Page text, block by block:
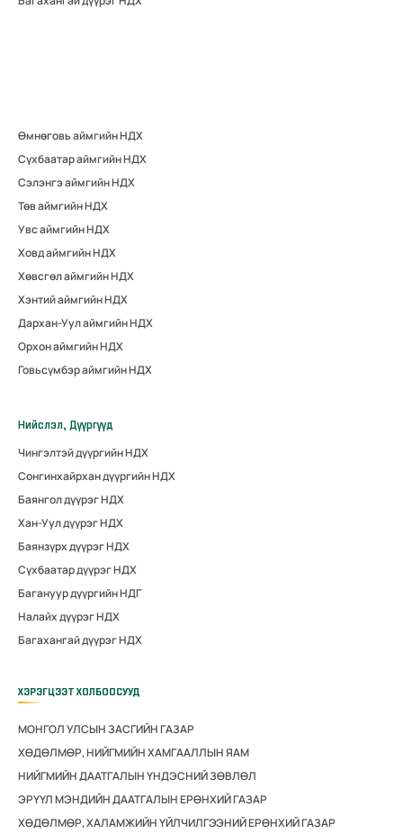
Өмнөговь аймгийн НДХ
Сүхбаатар аймгийн НДХ
Сэлэнгэ аймгийн НДХ
Төв аймгийн НДХ
Увс аймгийн НДХ
Ховд аймгийн НДХ
Хөвсгөл аймгийн НДХ
Хэнтий аймгийн НДХ
Дархан-Уул аймгийн НДХ
Орхон аймгийн НДХ
Говьсүмбэр аймгийн НДХ
Нийслэл, Дүүргүүд
Чингэлтэй дүүргийн НДХ
Сонгинхайрхан дүүргийн НДХ
Баянгол дүүрэг НДХ
Хан-Уул дүүрэг НДХ
Баянзүрх дүүрэг НДХ
Сүхбаатар дүүрэг НДХ
Багануур дүүргийн НДГ
Налайх дүүрэг НДХ
Багахангай дүүрэг НДХ
ХЭРЭГЦЭЭТ ХОЛБООСУУД
МОНГОЛ УЛСЫН ЗАСГИЙН ГАЗАР
ХӨДӨЛМӨР, НИЙГМИЙН ХАМГААЛЛЫН ЯАМ
НИЙГМИЙН ДААТГАЛЫН ҮНДЭСНИЙ ЗӨВЛӨЛ
ЭРҮҮЛ МЭНДИЙН ДААТГАЛЫН ЕРӨНХИЙ ГАЗАР
ХӨДӨЛМӨР, ХАЛАМЖИЙН ҮЙЛЧИЛГЭЭНИЙ ЕРӨНХИЙ ГАЗАР